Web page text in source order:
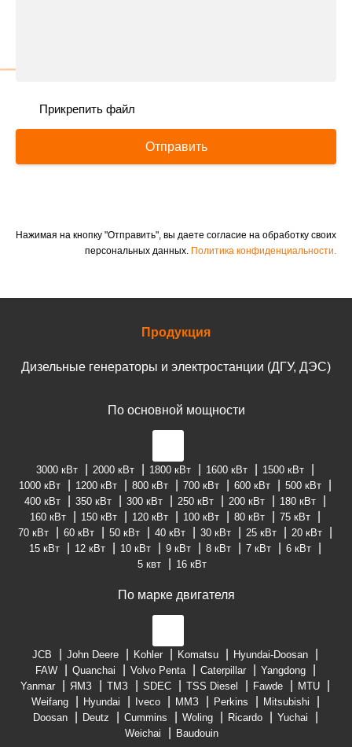
Прикрепить файл
Отправить
Нажимая на кнопку "Отправить", вы даете согласие на обработку своих
персональных данных. Политика конфиденциальности.
Продукция
Дизельные генераторы и электростанции (ДГУ, ДЭС)
По основной мощности
3000 кВт 2000 кВт 1800 кВт 1600 кВт
1500 кВт
1000 кВт
1200 кВт 800 кВт 700 кВт 600 кВт
500 кВт
400 кВт
350 кВт 300 кВт 250 кВт 200 кВт
180 кВт
160 кВт
150 кВт 120 кВт 100 кВт 80 кВт
75 кВт
70 кВт
60 кВт 50 кВт 40 кВт 30 кВт 25 кВт
20 кВт
15 кВт
12 кВт 10 кВт 9 кВт 8 кВт 7 кВт
6 кВт
5 квт
16 кВт
По марке двигателя
JCB John Deere Kohler Komatsu
Hyundai-Doosan
FAW
Quanchai Volvo Penta Caterpillar
Yangdong
Yanmar
ЯМЗ ТМЗ SDEC TSS Diesel Fawde
MTU
Weifang
Hyundai Iveco ММЗ Perkins
Mitsubishi
Doosan
Deutz Cummins Woling Ricardo
Yuchai
Weichai
Baudouin